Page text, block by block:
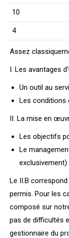
10
4
Assez
I. Les avantages
Un outil au
Les conditions
II. La mise en
Les objectifs
Le
exclusivement)
Le II.B
permis. Pour les
composé sur
pas de difficultés
gestionnaire du